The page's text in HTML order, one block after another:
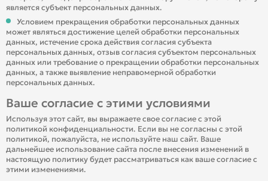
является субъект персональных данных.
Условием прекращения обработки персональных данных
может являться достижение целей обработки персональных
данных, истечение срока действия согласия субъекта
персональных данных, отзыв согласия субъектом персональных
данных или требование о прекращении обработки персональных
данных, а также выявление неправомерной обработки
персональных данных.
Ваше согласие с этими условиями
Используя этот сайт, вы выражаете свое согласие с этой
политикой конфиденциальности. Если вы не согласны с этой
политикой, пожалуйста, не используйте наш сайт. Ваше
дальнейшее использование сайта после внесения изменений в
настоящую политику будет рассматриваться как ваше согласие с
этими изменениями.